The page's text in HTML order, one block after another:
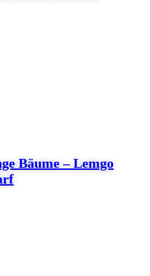
Bäume – Lemgo